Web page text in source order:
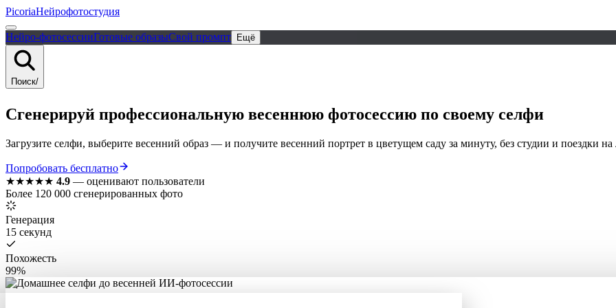
PicoriaНейрофотостудия
Нейро-фотосессииГотовые образыСвой промпт Ещё
Поиск/
Сгенерируй профессиональную весеннюю фотосессию по своему селфи
Загрузите селфи, выберите весенний образ — и получите весенний портрет в цветущем саду за минуту, без студии и поездки
Попробовать бесплатно
★★★★★ 4.9 — оценивают пользователи
Более 120 000 сгенерированных фото
Генерация
15 секунд
Похожесть
99%